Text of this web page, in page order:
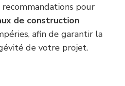
pour
de construction
afin de garantir la
de votre projet.